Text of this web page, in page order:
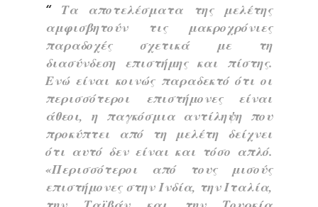
Τα αποτελέσματα της μελέτης
αμφισβητούν τις μακροχρόνιες
παραδοχές σχετικά με τη
διασύνδεση επιστήμης και πίστης.
Ενώ είναι κοινώς παραδεκτό ότι οι
περισσότεροι επιστήμονες είναι
άθεοι, η παγκόσμια αντίληψη που
προκύπτει από τη μελέτη δείχνει
ότι αυτό δεν είναι και τόσο απλό.
«Περισσότεροι από τους μισούς
επιστήμονες στην Ινδία, την Ιταλία,